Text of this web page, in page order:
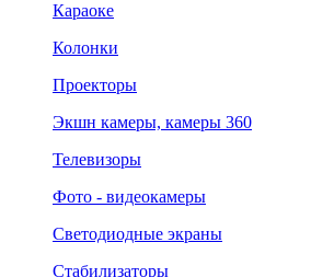
Караоке
Колонки
Проекторы
Экшн камеры, камеры 360
Телевизоры
Фото - видеокамеры
Светодиодные экраны
Стабилизаторы